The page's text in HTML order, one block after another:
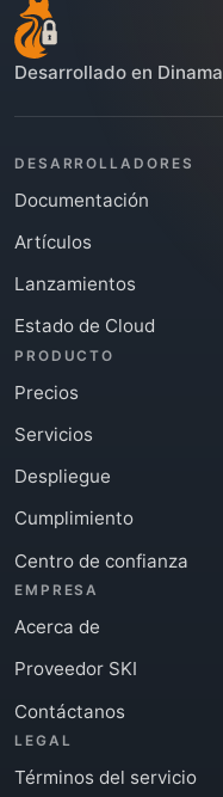
Desarrollado en
DESARROLLADORES
Documentación
Artículos
Lanzamientos
Estado de Cloud
PRODUCTO
Precios
Servicios
Despliegue
Cumplimiento
Centro de confianza
EMPRESA
Acerca de
Proveedor SKI
Contáctanos
LEGAL
Términos del servicio